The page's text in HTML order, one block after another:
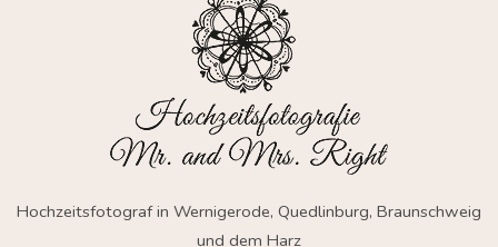
Hochzeitsfotograf in Wernigerode, Quedlinburg, Braunschweig
und dem Harz